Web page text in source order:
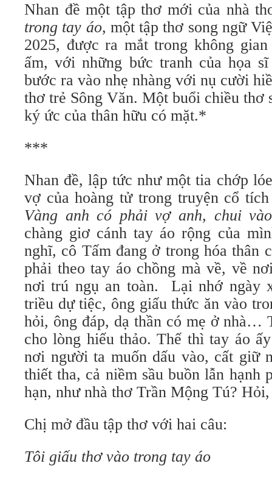
Nhan đề một tập thơ mới của nhà
trong tay áo, một tập thơ song ngữ
2025, được ra mắt trong không
ấm, với những bức tranh của họa
bước ra vào nhẹ nhàng với nụ cười
thơ trẻ Sông Văn. Một buổi chiều thơ
ký ức của thân hữu có mặt.*
***
Nhan đề, lập tức như một tia chớp
vợ của hoàng tử trong truyện cổ
Vàng anh có phải vợ anh, chui
chàng giơ cánh tay áo rộng của
nghĩ, cô Tấm đang ở trong hóa thân
phải theo tay áo chồng mà về, về
nơi trú ngụ an toàn. Lại nhớ ngày
triều dự tiệc, ông giấu thức ăn vào
hỏi, ông đáp, dạ thần có mẹ ở nhà…
cho lòng hiếu thảo. Thế thì tay áo
nơi người ta muốn dấu vào, cất giữ
thiết tha, cả niềm sầu buồn lẫn hạnh
hạn, như nhà thơ Trần Mộng Tú?
Chị mở đầu tập thơ với hai câu:
Tôi giấu thơ vào trong tay áo